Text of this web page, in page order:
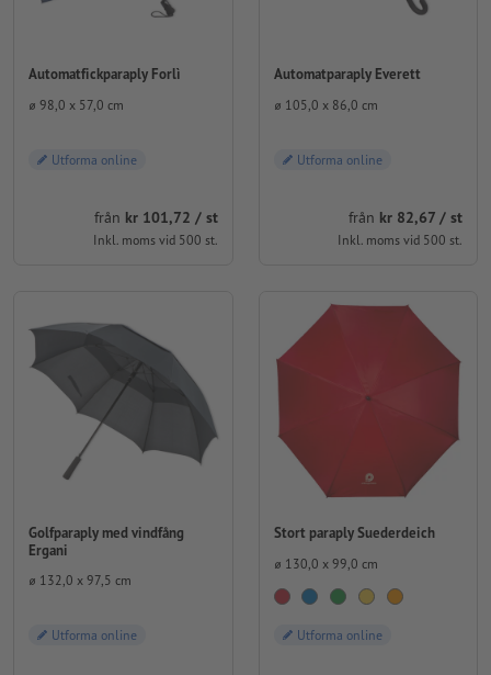
Automatfickparaply Forlì
⌀ 98,0 x 57,0 cm
Utforma online
från kr 101,72 / st
Inkl. moms vid 500 st.
Automatparaply Everett
⌀ 105,0 x 86,0 cm
Utforma online
från kr 82,67 / st
Inkl. moms vid 500 st.
Golfparaply med vindfång
Ergani
⌀ 132,0 x 97,5 cm
Utforma online
Stort paraply Suederdeich
⌀ 130,0 x 99,0 cm
Utforma online